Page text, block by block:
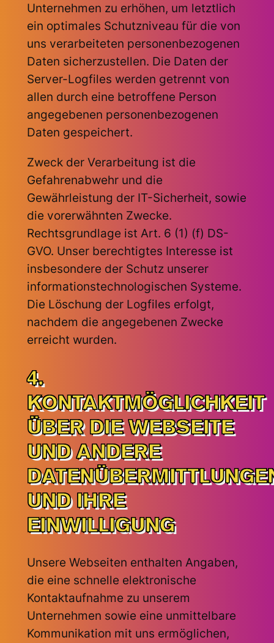
Unternehmen zu erhöhen, um letztlich
ein optimales Schutzniveau für die von
uns verarbeiteten personenbezogenen
Daten sicherzustellen. Die Daten der
Server-Logfiles werden getrennt von
allen durch eine betroffene Person
angegebenen personenbezogenen
Daten gespeichert.
Zweck der Verarbeitung ist die
Gefahrenabwehr und die
Gewährleistung der IT-Sicherheit, sowie
die vorerwähnten Zwecke.
Rechtsgrundlage ist Art. 6 (1) (f) DS-
GVO. Unser berechtigtes Interesse ist
insbesondere der Schutz unserer
informationstechnologischen Systeme.
Die Löschung der Logfiles erfolgt,
nachdem die angegebenen Zwecke
erreicht wurden.
4.
KONTAKTMÖGLICHKEIT
ÜBER DIE WEBSEITE
UND ANDERE
UND IHRE
EINWILLIGUNG
Unsere Webseiten enthalten Angaben,
die eine schnelle elektronische
Kontaktaufnahme zu unserem
Unternehmen sowie eine unmittelbare
Kommunikation mit uns ermöglichen,